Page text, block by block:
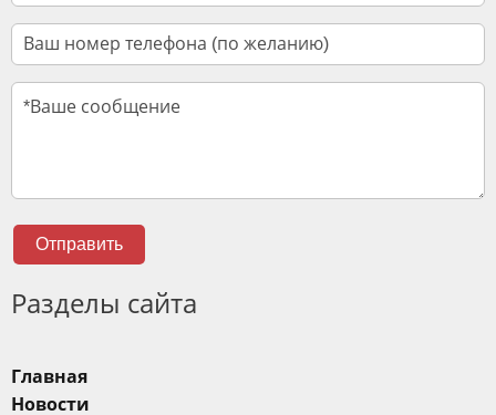
Отправить
Разделы сайта
Главная
Новости